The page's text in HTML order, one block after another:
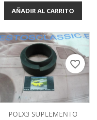
AÑADIR AL CARRITO
POLX3 SUPLEMENTO
favorite_border